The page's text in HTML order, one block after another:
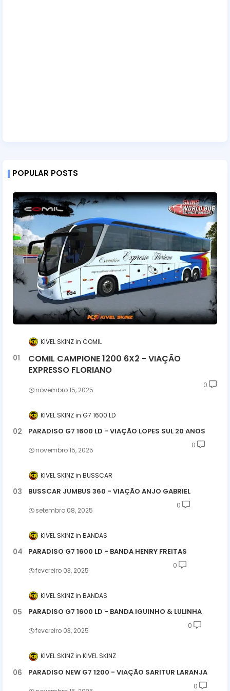
POPULAR POSTS
KIVEL SKINZ COMIL
COMIL CAMPIONE 1200 6X2 - VIAÇÃO
EXPRESSO FLORIANO
novembro 15, 2025
0
KIVEL SKINZ G7 1600 LD
PARADISO G7 1600 LD - VIAÇÃO LOPES SUL 20 ANOS
novembro 15, 2025
0
KIVEL SKINZ BUSSCAR
BUSSCAR JUMBUS 360 - VIAÇÃO ANJO GABRIEL
setembro 08, 2025
0
KIVEL SKINZ BANDAS
PARADISO G7 1600 LD - BANDA HENRY FREITAS
fevereiro 03, 2025
0
KIVEL SKINZ BANDAS
PARADISO G7 1600 LD - BANDA IGUINHO & LULINHA
fevereiro 03, 2025
0
KIVEL SKINZ KIVEL SKINZ
PARADISO NEW G7 1200 - VIAÇÃO SARITUR LARANJA
0